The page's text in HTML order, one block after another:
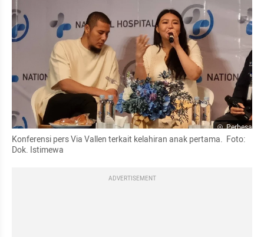
Perbesar
Konferensi pers Via Vallen terkait kelahiran anak pertama.  Foto:
Dok. Istimewa
ADVERTISEMENT